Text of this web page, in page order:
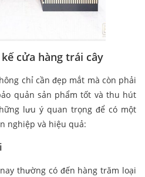
cửa hàng trái cây
chỉ cần đẹp mắt mà còn phải
quản sản phẩm tốt và thu hút
lưu ý quan trọng để có một
nghiệp và hiệu quả:
thường có đến hàng trăm loại